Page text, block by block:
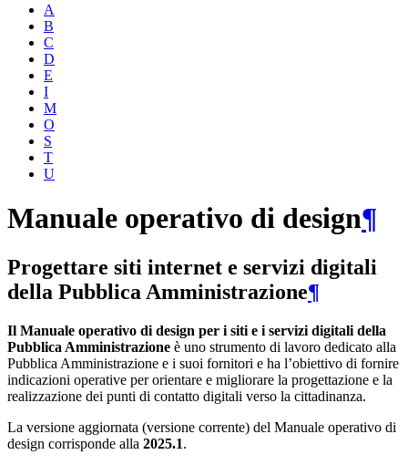
A
B
C
D
E
I
M
O
S
T
U
Manuale operativo di design¶
Progettare siti internet e servizi digitali
della Pubblica Amministrazione¶
Il Manuale operativo di design per i siti e i servizi digitali della
Pubblica Amministrazione è uno strumento di lavoro dedicato alla
Pubblica Amministrazione e i suoi fornitori e ha l’obiettivo di fornire
indicazioni operative per orientare e migliorare la progettazione e la
realizzazione dei punti di contatto digitali verso la cittadinanza.
La versione aggiornata (versione corrente) del Manuale operativo di
design corrisponde alla 2025.1.